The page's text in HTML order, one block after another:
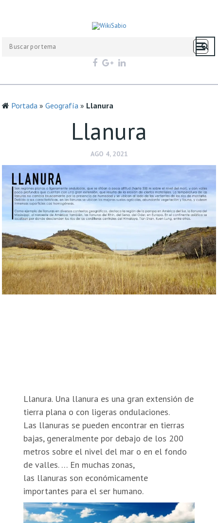
Portada »Geografía » Llanura
Llanura
AGO 4, 2021
Llanura. Una llanura es una gran extensión de
tierra plana o con ligeras ondulaciones.
Las llanuras se pueden encontrar en tierras
bajas, generalmente por debajo de los 200
metros sobre el nivel del mar o en el fondo
de valles. … En muchas zonas,
las llanuras son económicamente
importantes para el ser humano.